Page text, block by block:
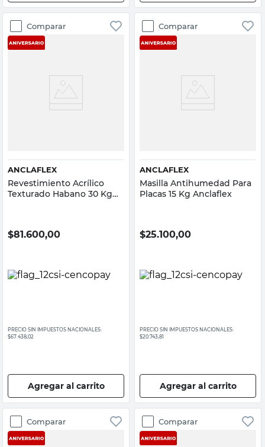
Comparar
ANCLAFLEX
Revestimiento Acrílico
Texturado Habano 30 Kg
$81.600,00
PRECIO SIN IMPUESTOS NACIONALES:
$67.438,02
Agregar al carrito
Comparar
ANCLAFLEX
Masilla Antihumedad Para
Placas 15 Kg Anclaflex
$25.100,00
PRECIO SIN IMPUESTOS NACIONALES:
$20.743,81
Agregar al carrito
Comparar Comparar